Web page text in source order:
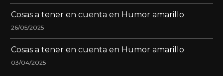
Cosas a tener en cuenta en Humor amarillo
26/05/2025
Cosas a tener en cuenta en Humor amarillo
03/04/2025